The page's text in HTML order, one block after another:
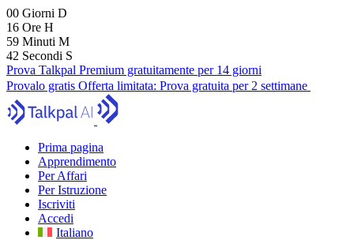
00 Giorni D
16 Ore H
59 Minuti M
41 Secondi S
Prova Talkpal Premium gratuitamente per 14 giorni
Provalo gratis Offerta limitata: Prova gratuita per 2 settimane
Prima pagina
Apprendimento
Per Affari
Per Istruzione
Iscriviti
Accedi
Italiano